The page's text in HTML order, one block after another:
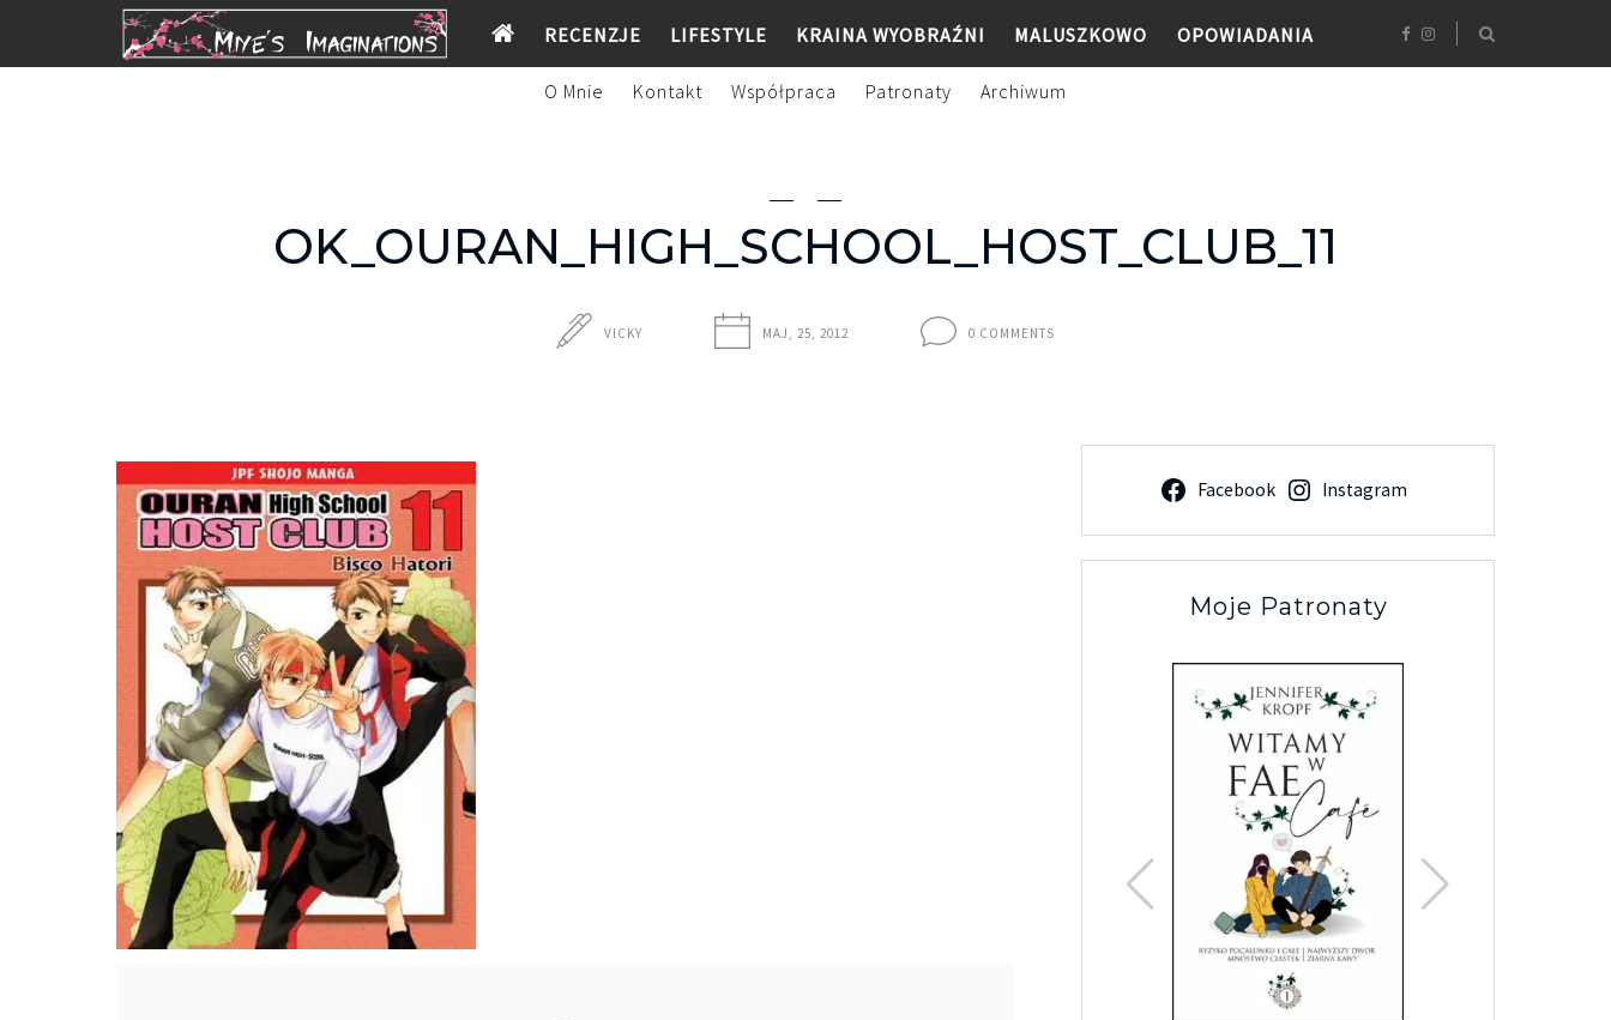
RECENZJE LIFESTYLE KRAINA WYOBRAŹNI MALUSZKOWO OPOWIADANIA
O Mnie Kontakt Współpraca Patronaty Archiwum
OK_OURAN_HIGH_SCHOOL_HOST_CLUB_11
VICKY MAJ, 25, 2012 0 COMMENTS
Facebook Instagram
Moje Patronaty